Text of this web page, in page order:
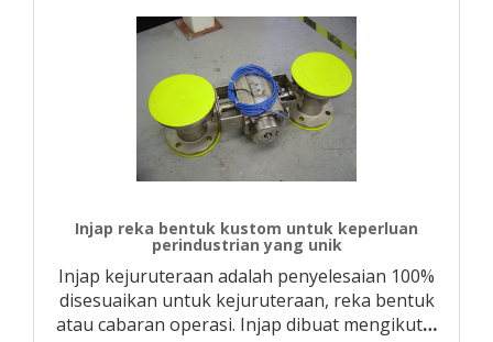
Injap reka bentuk kustom untuk keperluan
perindustrian yang unik
Injap kejuruteraan adalah penyelesaian 100%
disesuaikan untuk kejuruteraan, reka bentuk
atau cabaran operasi. Injap dibuat mengikut…